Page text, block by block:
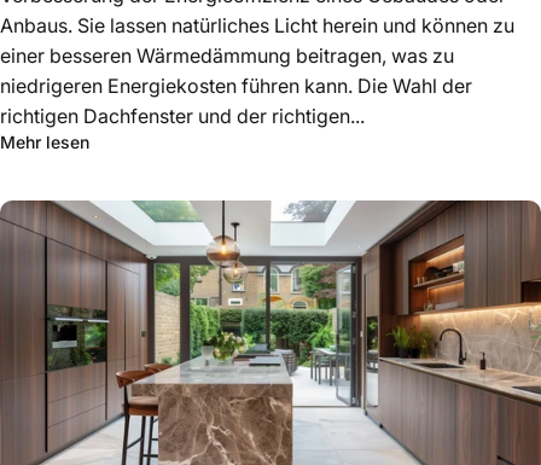
Anbaus. Sie lassen natürliches Licht herein und können zu
einer besseren Wärmedämmung beitragen, was zu
niedrigeren Energiekosten führen kann. Die Wahl der
richtigen Dachfenster und der richtigen...
Mehr lesen